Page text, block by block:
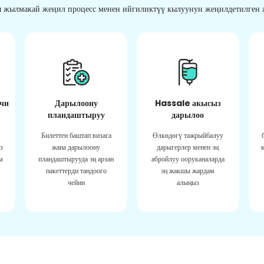
жеңил процесс менен ийгиликтүү кылуунун жеңилдетилген
Дарылоону
пландаштыруу
Билеттен баштап визага
жана дарылоону
пландаштырууда эң арзан
пакеттерди тандоого
чейин
Hassale акысыз
дарылоо
Өлкөдөгү тажрыйбалуу
дарыгерлер менен эң
абройлуу ооруканаларда
эң жакшы жардам
алыңыз